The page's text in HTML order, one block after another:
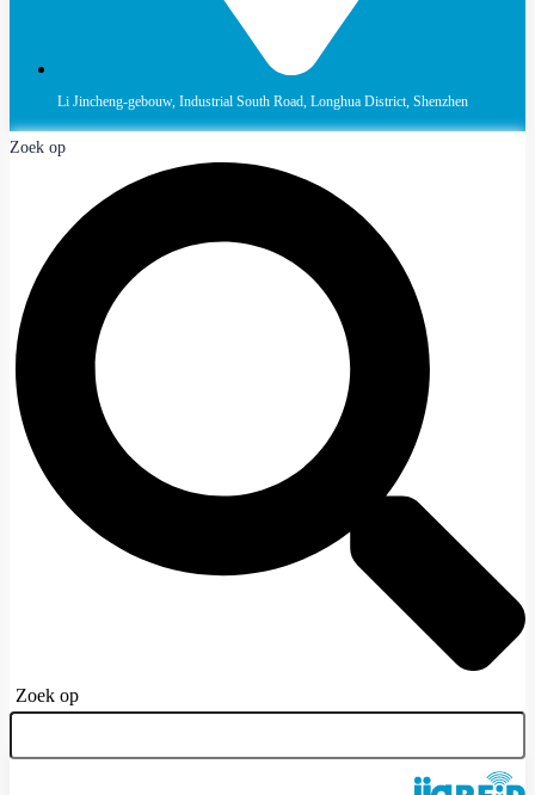
Li Jincheng-gebouw, Industrial South Road, Longhua District, Shenzhen
Zoek op
Zoek op